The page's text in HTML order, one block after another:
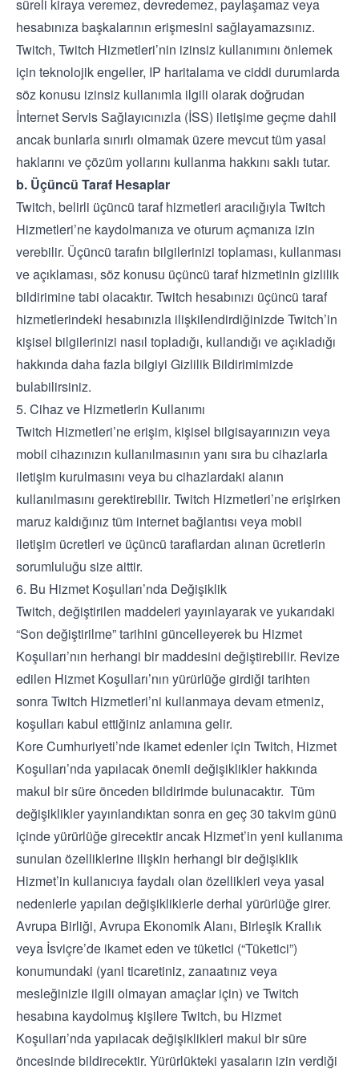
süreli kiraya veremez, devredemez, paylaşamaz veya
hesabınıza başkalarının erişmesini sağlayamazsınız.
Twitch, Twitch Hizmetleri’nin izinsiz kullanımını önlemek
için teknolojik engeller, IP haritalama ve ciddi durumlarda
söz konusu izinsiz kullanımla ilgili olarak doğrudan
İnternet Servis Sağlayıcınızla (İSS) iletişime geçme dahil
ancak bunlarla sınırlı olmamak üzere mevcut tüm yasal
haklarını ve çözüm yollarını kullanma hakkını saklı tutar.
b. Üçüncü Taraf Hesaplar
Twitch, belirli üçüncü taraf hizmetleri aracılığıyla Twitch
Hizmetleri’ne kaydolmanıza ve oturum açmanıza izin
verebilir. Üçüncü tarafın bilgilerinizi toplaması, kullanması
ve açıklaması, söz konusu üçüncü taraf hizmetinin gizlilik
bildirimine tabi olacaktır. Twitch hesabınızı üçüncü taraf
hizmetlerindeki hesabınızla ilişkilendirdiğinizde Twitch’in
kişisel bilgilerinizi nasıl topladığı, kullandığı ve açıkladığı
hakkında daha fazla bilgiyi Gizlilik Bildirimimizde
bulabilirsiniz.
5. Cihaz ve Hizmetlerin Kullanımı
Twitch Hizmetleri’ne erişim, kişisel bilgisayarınızın veya
mobil cihazınızın kullanılmasının yanı sıra bu cihazlarla
iletişim kurulmasını veya bu cihazlardaki alanın
kullanılmasını gerektirebilir. Twitch Hizmetleri’ne erişirken
maruz kaldığınız tüm internet bağlantısı veya mobil
iletişim ücretleri ve üçüncü taraflardan alınan ücretlerin
sorumluluğu size aittir.
6. Bu Hizmet Koşulları’nda Değişiklik
Twitch, değiştirilen maddeleri yayınlayarak ve yukarıdaki
“Son değiştirilme” tarihini güncelleyerek bu Hizmet
Koşulları’nın herhangi bir maddesini değiştirebilir. Revize
edilen Hizmet Koşulları’nın yürürlüğe girdiği tarihten
sonra Twitch Hizmetleri’ni kullanmaya devam etmeniz,
koşulları kabul ettiğiniz anlamına gelir.
Kore Cumhuriyeti’nde ikamet edenler için Twitch, Hizmet
Koşulları’nda yapılacak önemli değişiklikler hakkında
makul bir süre önceden bildirimde bulunacaktır. Tüm
değişiklikler yayınlandıktan sonra en geç 30 takvim günü
içinde yürürlüğe girecektir ancak Hizmet’in yeni kullanıma
sunulan özelliklerine ilişkin herhangi bir değişiklik
Hizmet’in kullanıcıya faydalı olan özellikleri veya yasal
nedenlerle yapılan değişikliklerle derhal yürürlüğe girer.
Avrupa Birliği, Avrupa Ekonomik Alanı, Birleşik Krallık
veya İsviçre’de ikamet eden ve tüketici (“Tüketici”)
konumundaki (yani ticaretiniz, zanaatınız veya
mesleğinizle ilgili olmayan amaçlar için) ve Twitch
hesabına kaydolmuş kişilere Twitch, bu Hizmet
Koşulları’nda yapılacak değişiklikleri makul bir süre
öncesinde bildirecektir. Yürürlükteki yasaların izin verdiği